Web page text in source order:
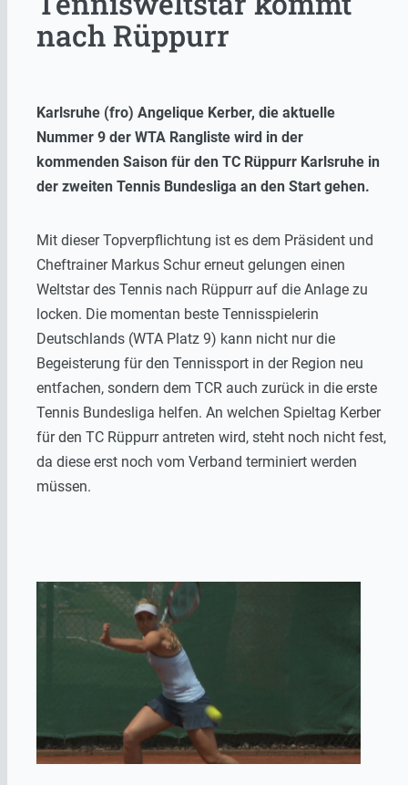
nach Rüppurr
Karlsruhe (fro) Angelique Kerber, die aktuelle
Nummer 9 der WTA Rangliste wird in der
kommenden Saison für den TC Rüppurr Karlsruhe in
der zweiten Tennis Bundesliga an den Start gehen.
Mit dieser Topverpflichtung ist es dem Präsident und
Cheftrainer Markus Schur erneut gelungen einen
Weltstar des Tennis nach Rüppurr auf die Anlage zu
locken. Die momentan beste Tennisspielerin
Deutschlands (WTA Platz 9) kann nicht nur die
Begeisterung für den Tennissport in der Region neu
entfachen, sondern dem TCR auch zurück in die erste
Tennis Bundesliga helfen. An welchen Spieltag Kerber
für den TC Rüppurr antreten wird, steht noch nicht fest,
da diese erst noch vom Verband terminiert werden
müssen.